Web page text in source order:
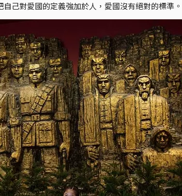
己對愛國的定義強加於人，愛國沒有絕對的標準。